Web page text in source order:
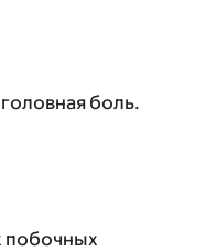
боль.
побочных